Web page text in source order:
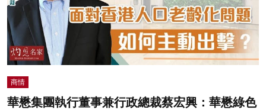
商情
華懋集團執行董事兼行政總裁蔡宏興：華懋綠色